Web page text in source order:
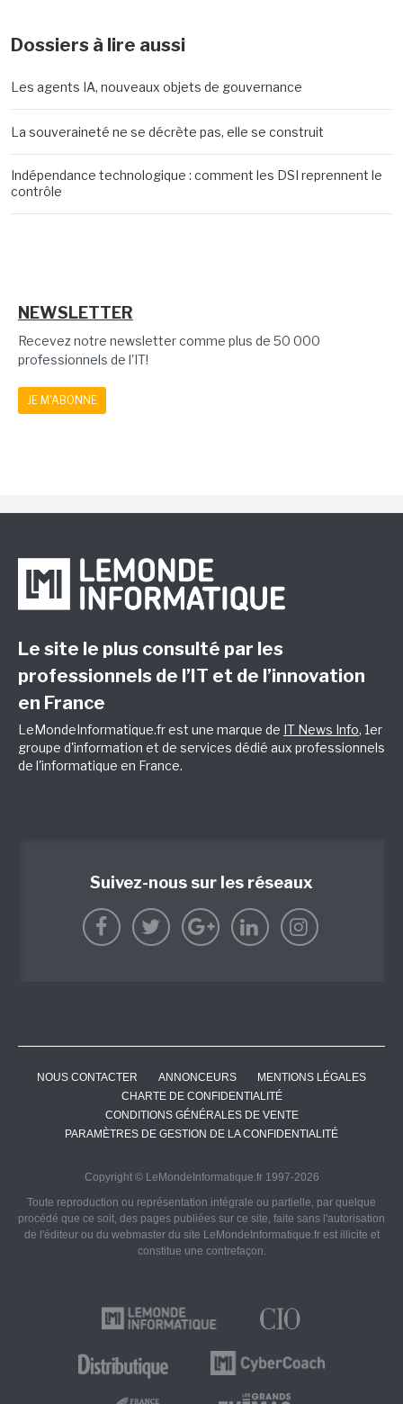
Dossiers à lire aussi
Les agents IA, nouveaux objets de gouvernance
La souveraineté ne se décrète pas, elle se construit
Indépendance technologique : comment les DSI reprennent le
contrôle
NEWSLETTER
Recevez notre newsletter comme plus de 50 000
professionnels de l'IT!
JE M'ABONNE
Le site le plus consulté par les
professionnels de l’IT et de l’innovation
en France
LeMondeInformatique.fr est une marque de IT News Info, 1er
groupe d'information et de services dédié aux professionnels
de l'informatique en France.
Suivez-nous sur les réseaux
NOUS CONTACTER ANNONCEURS
MENTIONS LÉGALES
CHARTE DE CONFIDENTIALITÉ
CONDITIONS GÉNÉRALES DE VENTE
PARAMÈTRES DE GESTION DE LA CONFIDENTIALITÉ
Copyright © LeMondeInformatique.fr 1997-2026
Toute reproduction ou représentation intégrale ou partielle, par quelque
procédé que ce soit, des pages publiées sur ce site, faite sans l'autorisation
de l'éditeur ou du webmaster du site LeMondeInformatique.fr est illicite et
constitue une contrefaçon.